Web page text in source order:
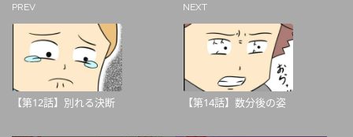
PREV
【第12話】別れる決断
NEXT
【第14話】数分後の姿